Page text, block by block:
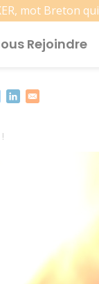
mot Breton
Rejoindre